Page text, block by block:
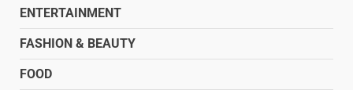
ENTERTAINMENT
FASHION & BEAUTY
FOOD